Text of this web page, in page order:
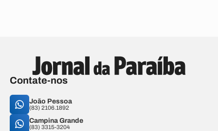
Contate-nos
João Pessoa
(83) 2106.1892
Campina Grande
(83) 3315-3204